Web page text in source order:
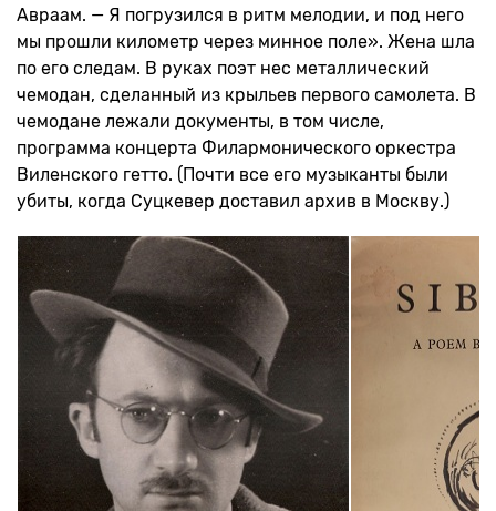
Авраам. — Я погрузился в ритм мелодии, и под него
мы прошли километр через минное поле». Жена шла
по его следам. В руках поэт нес металлический
чемодан, сделанный из крыльев первого самолета. В
чемодане лежали документы, в том числе,
программа концерта Филармонического оркестра
Виленского гетто. (Почти все его музыканты были
убиты, когда Суцкевер доставил архив в Москву.)